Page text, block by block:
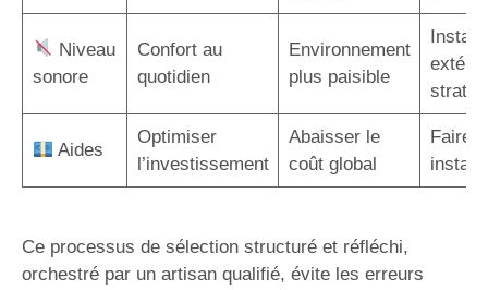
Niveau
sonore
Confort au
quotidien
Environnement
plus paisible
Aides
Optimiser
l’investissement
Abaisser le
coût global
Faire
Ce processus de sélection structuré et réfléchi,
orchestré par un artisan qualifié, évite les erreurs